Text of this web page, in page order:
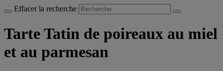
Effacer la recherche
Tarte Tatin de poireaux au miel
et au parmesan